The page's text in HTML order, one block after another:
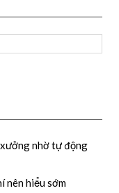
nhờ tự động
nên hiểu sớm